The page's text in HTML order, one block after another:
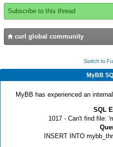
{super.do-command
prompt?}
}
}
{define-class public
{inherits RecordGrid}
{constructor public
}
{method public {create-
name:String}:#Command
{switch name
case "paste" do
def paste-command =
Subscribe to this thread
curl global community
Switch to
MyBB
MyBB has experienced an
SQL
1017 - Can't find file:
INSERT INTO